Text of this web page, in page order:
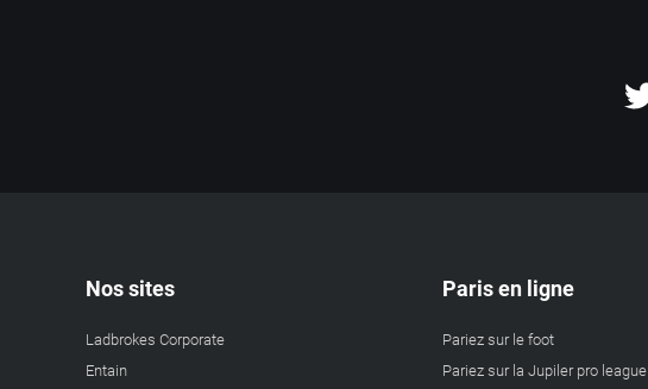
Nos sites
Ladbrokes Corporate
Entain
Paris en ligne
Pariez sur le foot
Pariez sur la Jupiler pro league